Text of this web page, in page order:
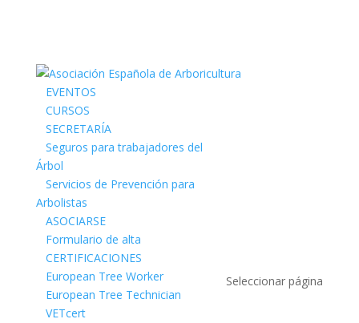
EVENTOS
CURSOS
SECRETARÍA
Seguros para trabajadores del
Árbol
Servicios de Prevención para
Arbolistas
ASOCIARSE
Formulario de alta
CERTIFICACIONES
European Tree Worker
European Tree Technician
VETcert
Seleccionar página